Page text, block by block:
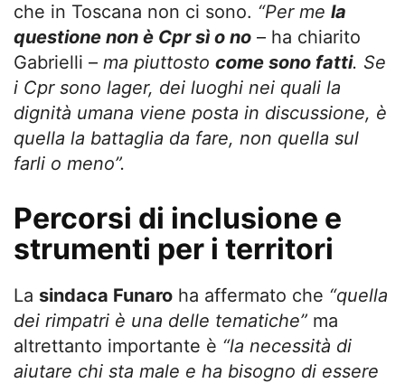
che in Toscana non ci sono. “Per me la
questione non è Cpr sì o no – ha chiarito
Gabrielli – ma piuttosto come sono fatti. Se
i Cpr sono lager, dei luoghi nei quali la
dignità umana viene posta in discussione, è
quella la battaglia da fare, non quella sul
farli o meno”.
Percorsi di inclusione e
strumenti per i territori
La sindaca Funaro ha affermato che “quella
dei rimpatri è una delle tematiche” ma
altrettanto importante è “la necessità di
aiutare chi sta male e ha bisogno di essere